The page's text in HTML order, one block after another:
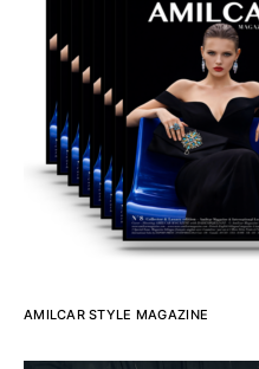
AMILCAR STYLE MAGAZINE